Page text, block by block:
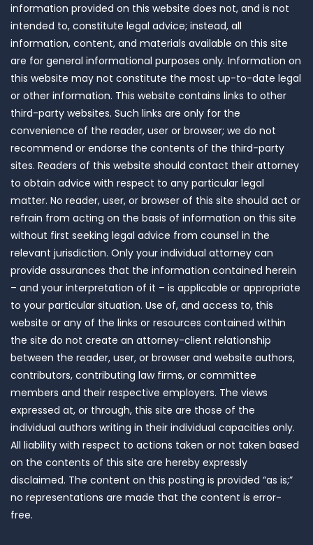
information provided on this website does not, and is not
intended to, constitute legal advice; instead, all
information, content, and materials available on this site
are for general informational purposes only. Information on
this website may not constitute the most up-to-date legal
or other information. This website contains links to other
third-party websites. Such links are only for the
convenience of the reader, user or browser; we do not
recommend or endorse the contents of the third-party
sites. Readers of this website should contact their attorney
to obtain advice with respect to any particular legal
matter. No reader, user, or browser of this site should act or
refrain from acting on the basis of information on this site
without first seeking legal advice from counsel in the
relevant jurisdiction. Only your individual attorney can
provide assurances that the information contained herein
– and your interpretation of it – is applicable or appropriate
to your particular situation. Use of, and access to, this
website or any of the links or resources contained within
the site do not create an attorney-client relationship
between the reader, user, or browser and website authors,
contributors, contributing law firms, or committee
members and their respective employers. The views
expressed at, or through, this site are those of the
individual authors writing in their individual capacities only.
All liability with respect to actions taken or not taken based
on the contents of this site are hereby expressly
disclaimed. The content on this posting is provided “as is;”
no representations are made that the content is error-
free.